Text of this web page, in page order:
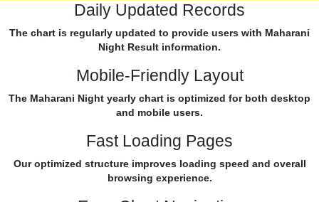
Daily Updated Records
The chart is regularly updated to provide users with Maharani
Night Result information.
Mobile-Friendly Layout
The Maharani Night yearly chart is optimized for both desktop
and mobile users.
Fast Loading Pages
Our optimized structure improves loading speed and overall
browsing experience.